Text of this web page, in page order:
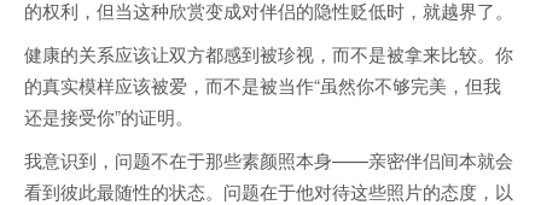
的权利，但当这种欣赏变成对伴侣的隐性贬低时，就越界了。
健康的关系应该让双方都感到被珍视，而不是被拿来比较。你
的真实模样应该被爱，而不是被当作“虽然你不够完美，但我
还是接受你”的证明。
我意识到，问题不在于那些素颜照本身——亲密伴侣间本就会
看到彼此最随性的状态。问题在于他对待这些照片的态度，以